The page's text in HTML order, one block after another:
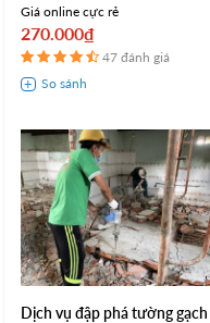
Giá online cực rẻ
270.000₫
47 đánh giá
Dịch vụ đập phá tường gạch